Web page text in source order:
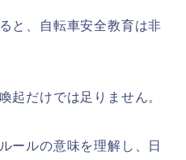
と、自転車安全教育は非
起だけでは足りません。
ールの意味を理解し、日